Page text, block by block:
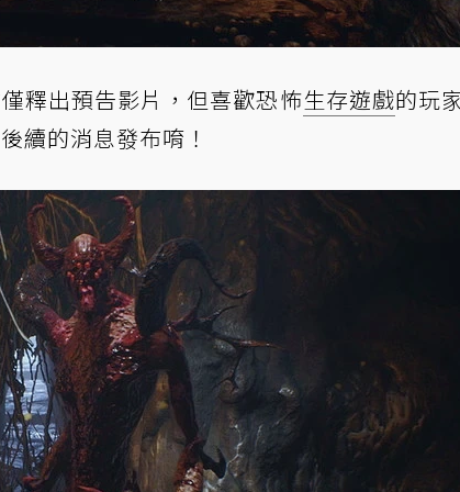
釋出預告影片，但喜歡恐怖生存遊戲的玩
續的消息發布唷！